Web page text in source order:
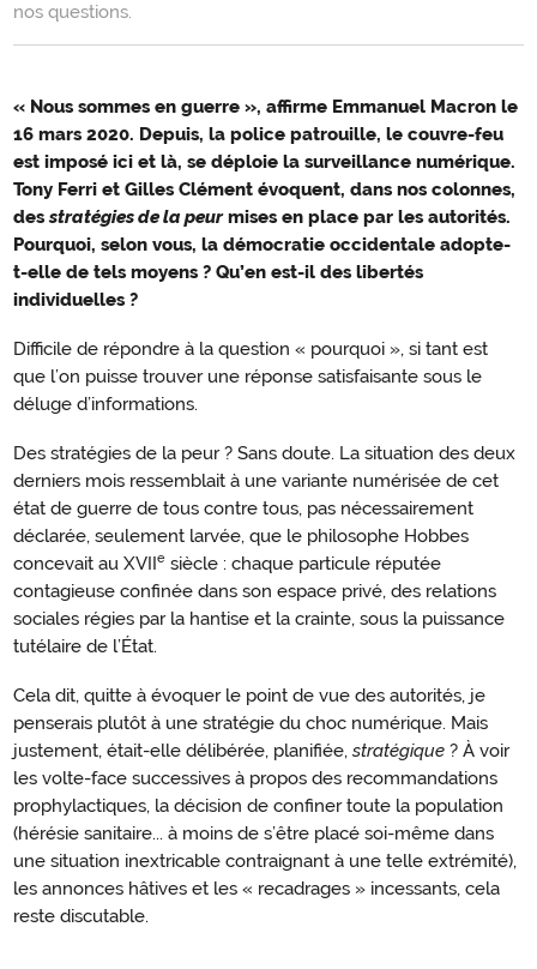
nos questions.
Une
stratégie
de
choc
numérique
« Nous sommes en guerre », affirme Emmanuel Macron le
16 mars 2020. Depuis, la police patrouille, le couvre-feu
est imposé ici et là, se déploie la surveillance numérique.
Tony Ferri et Gilles Clément évoquent, dans nos colonnes,
desstratégies de la peurmises en place par les autorités.
Pourquoi, selon vous, la démocratie occidentale adopte-
t-elle de tels moyens ? Qu’en est-il des libertés
individuelles ?
Difficile de répondre à la question « pourquoi », si tant est
que l’on puisse trouver une réponse satisfaisante sous le
déluge d’informations.
Des stratégies de la peur ? Sans doute. La situation des deux
derniers mois ressemblait à une variante numérisée de cet
état de guerre de tous contre tous, pas nécessairement
déclarée, seulement larvée, que le philosophe Hobbes
concevait au XVIIe siècle : chaque particule réputée
contagieuse confinée dans son espace privé, des relations
sociales régies par la hantise et la crainte, sous la puissance
tutélaire de l’État.
Cela dit, quitte à évoquer le point de vue des autorités, je
penserais plutôt à une stratégie du choc numérique. Mais
justement, était-elle délibérée, planifiée,stratégique ? À voir
les volte-face successives à propos des recommandations
prophylactiques, la décision de confiner toute la population
(hérésie sanitaire... à moins de s’être placé soi-même dans
une situation inextricable contraignant à une telle extrémité),
les annonces hâtives et les « recadrages » incessants, cela
reste discutable.